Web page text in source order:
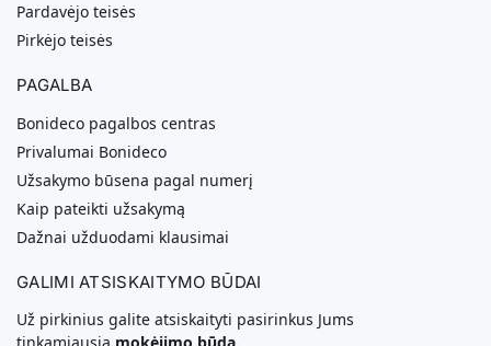
Pardavėjo teisės
Pirkėjo teisės
PAGALBA
Bonideco pagalbos centras
Privalumai Bonideco
Užsakymo būsena pagal numerį
Kaip pateikti užsakymą
Dažnai užduodami klausimai
GALIMI ATSISKAITYMO BŪDAI
Už pirkinius galite atsiskaityti pasirinkus Jums